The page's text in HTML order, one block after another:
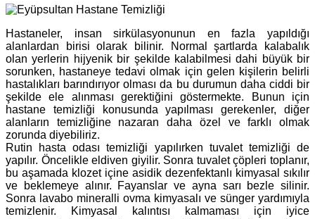
Hastaneler, insan sirkülasyonunun en fazla yapıldığı
alanlardan birisi olarak bilinir. Normal şartlarda kalabalık
olan yerlerin hijyenik bir şekilde kalabilmesi dahi büyük bir
sorunken, hastaneye tedavi olmak için gelen kişilerin belirli
hastalıkları barındırıyor olması da bu durumun daha ciddi bir
şekilde ele alınması gerektiğini göstermekte. Bunun için
hastane temizliği konusunda yapılması gerekenler, diğer
alanların temizliğine nazaran daha özel ve farklı olmak
zorunda diyebiliriz.
Rutin hasta odası temizliği yapılırken tuvalet temizliği de
yapılır. Öncelikle eldiven giyilir. Sonra tuvalet çöpleri toplanır,
bu aşamada klozet içine asidik dezenfektanlı kimyasal sıkılır
ve beklemeye alınır. Fayanslar ve ayna sarı bezle silinir.
Sonra lavabo mineralli ovma kimyasalı ve sünger yardımıyla
temizlenir. Kimyasal kalıntısı kalmaması için iyice